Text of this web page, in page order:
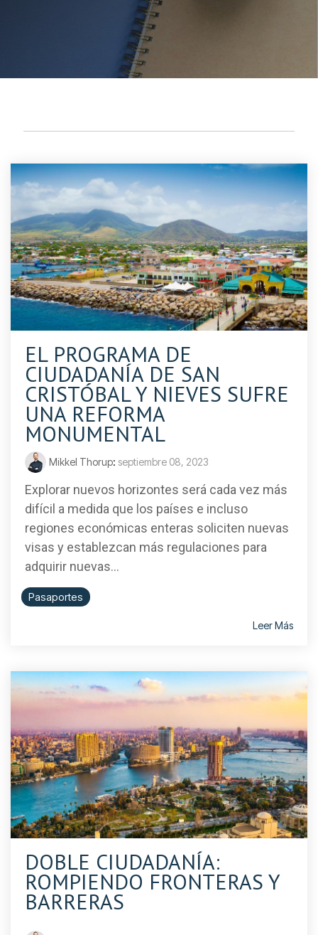
EL PROGRAMA DE
CIUDADANÍA DE SAN
CRISTÓBAL Y NIEVES SUFRE
UNA REFORMA
MONUMENTAL
Mikkel Thorup: septiembre 08, 2023
Explorar nuevos horizontes será cada vez más
difícil a medida que los países e incluso
regiones económicas enteras soliciten nuevas
visas y establezcan más regulaciones para
adquirir nuevas...
Pasaportes
Leer Más
DOBLE CIUDADANÍA:
ROMPIENDO FRONTERAS Y
BARRERAS